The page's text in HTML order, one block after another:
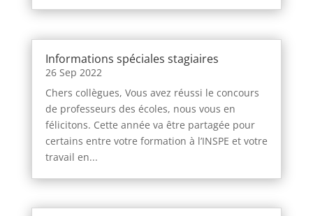
Informations spéciales stagiaires
26 Sep 2022
Chers collègues, Vous avez réussi le concours
de professeurs des écoles, nous vous en
félicitons. Cette année va être partagée pour
certains entre votre formation à l’INSPE et votre
travail en...